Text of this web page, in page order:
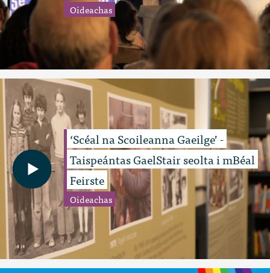
Oideachas
‘Scéal na Scoileanna Gaeilge’ -
Taispeántas GaelStair seolta i mBéal
Feirste
Oideachas